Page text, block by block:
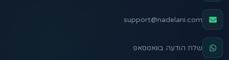
support@nadelani.com
שלח הודעה בוואטסאפ